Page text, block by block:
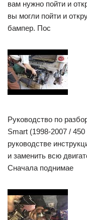
вам нужно пойти и
вы могли пойти и
бампер. Пос
Руководство по
Smart (1998-2007 /
руководстве
и заменить всю
Сначала поднимае